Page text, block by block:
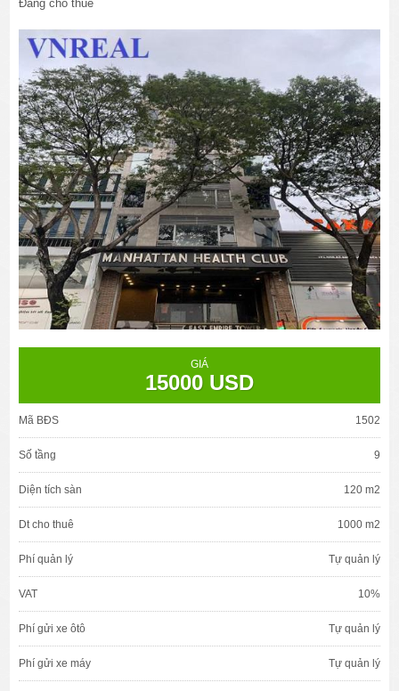
Đang cho thuê
GIÁ
15000 USD
Mã BĐS 1502
Số tầng 9
Diện tích sàn 120 m2
Dt cho thuê 1000 m2
Phí quản lý Tự quản lý
VAT 10%
Phí gửi xe ôtô Tự quản lý
Phí gửi xe máy Tự quản lý